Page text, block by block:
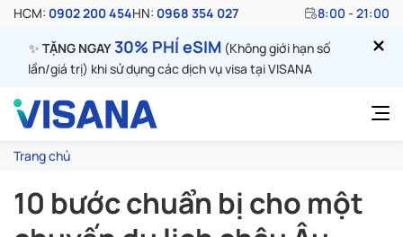
HCM: 0902 200 454HN: 0968 354 027 8:00 - 21:00
✨ TẶNG NGAY30% PHÍ eSIM (Không giới hạn số
lần/giá trị) khi sử dụng các dịch vụ visa tại VISANA
Trang chủ
10 bước chuẩn bị cho một